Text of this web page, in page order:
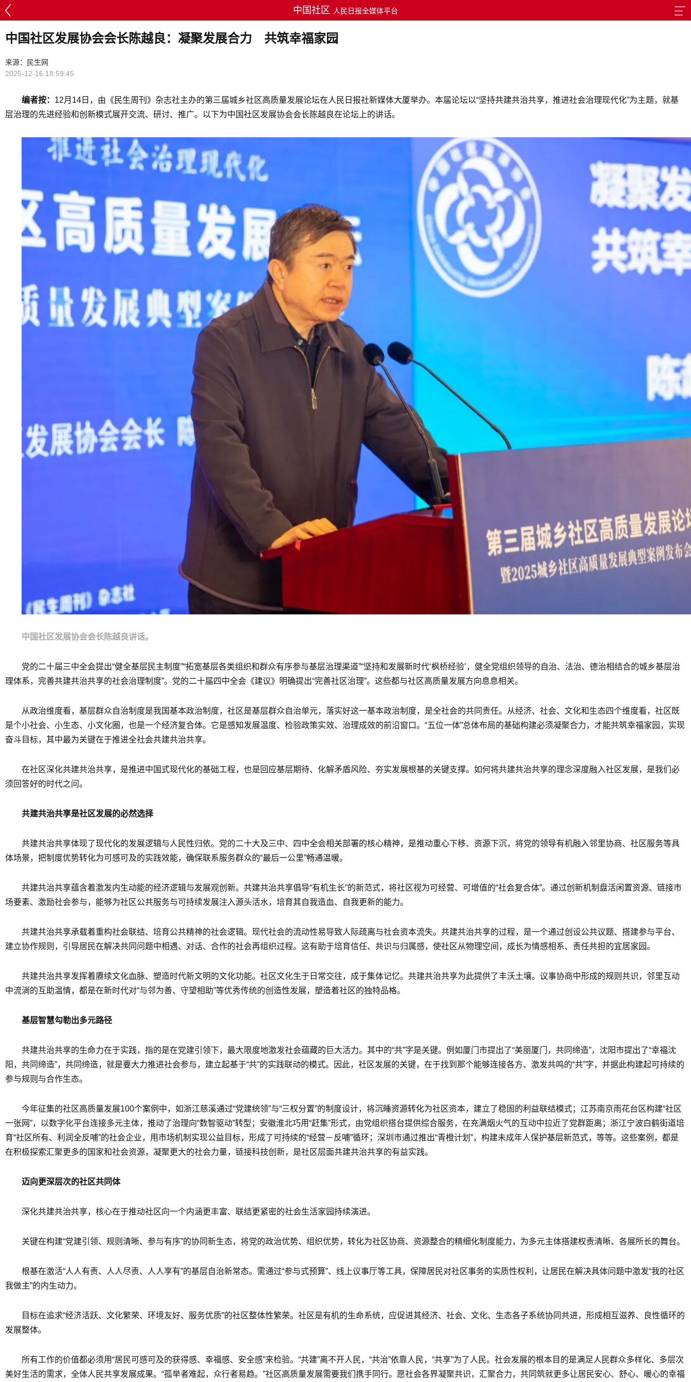
中国社区 人民日报全媒体平台
中国社区发展协会会长陈越良：凝聚发展合力 共筑幸福家园
来源：民生网
2025-12-16 18:59:45
编者按： 12月14日，由《民生周刊》杂志社主办的第三届城乡社区高质量发展论坛在人民日报社新媒体大厦举办。本届论坛以“坚持共建共治共享，推进社会治理现代化”为主题，就基
层治理的先进经验和创新模式展开交流、研讨、推广。以下为中国社区发展协会会长陈越良在论坛上的讲话。
中国社区发展协会会长陈越良讲话。
党的二十届三中全会提出“健全基层民主制度”“拓宽基层各类组织和群众有序参与基层治理渠道”“坚持和发展新时代‘枫桥经验’，健全党组织领导的自治、法治、德治相结合的城乡基层治
理体系，完善共建共治共享的社会治理制度”。党的二十届四中全会《建议》明确提出“完善社区治理”。这些都与社区高质量发展方向息息相关。
从政治维度看，基层群众自治制度是我国基本政治制度，社区是基层群众自治单元，落实好这一基本政治制度，是全社会的共同责任。从经济、社会、文化和生态四个维度看，社区既
是个小社会、小生态、小文化圈，也是一个经济复合体。它是感知发展温度、检验政策实效、治理成效的前沿窗口。“五位一体”总体布局的基础构建必须凝聚合力，才能共筑幸福家园，实现
奋斗目标，其中最为关键在于推进全社会共建共治共享。
在社区深化共建共治共享，是推进中国式现代化的基础工程，也是回应基层期待、化解矛盾风险、夯实发展根基的关键支撑。如何将共建共治共享的理念深度融入社区发展，是我们必
须回答好的时代之问。
共建共治共享是社区发展的必然选择
共建共治共享体现了现代化的发展逻辑与人民性归依。党的二十大及三中、四中全会相关部署的核心精神，是推动重心下移、资源下沉，将党的领导有机融入邻里协商、社区服务等具
体场景，把制度优势转化为可感可及的实践效能，确保联系服务群众的“最后一公里”畅通温暖。
共建共治共享蕴含着激发内生动能的经济逻辑与发展观创新。共建共治共享倡导“有机生长”的新范式，将社区视为可经营、可增值的“社会复合体”。通过创新机制盘活闲置资源、链接市
场要素、激励社会参与，能够为社区公共服务与可持续发展注入源头活水，培育其自我造血、自我更新的能力。
共建共治共享承载着重构社会联结、培育公共精神的社会逻辑。现代社会的流动性易导致人际疏离与社会资本流失。共建共治共享的过程，是一个通过创设公共议题、搭建参与平台、
建立协作规则，引导居民在解决共同问题中相遇、对话、合作的社会再组织过程。这有助于培育信任、共识与归属感，使社区从物理空间，成长为情感相系、责任共担的宜居家园。
共建共治共享发挥着赓续文化血脉、塑造时代新文明的文化功能。社区文化生于日常交往，成于集体记忆。共建共治共享为此提供了丰沃土壤。议事协商中形成的规则共识，邻里互动
中流淌的互助温情，都是在新时代对“与邻为善、守望相助”等优秀传统的创造性发展，塑造着社区的独特品格。
基层智慧勾勒出多元路径
共建共治共享的生命力在于实践，指的是在党建引领下，最大限度地激发社会蕴藏的巨大活力。其中的“共”字是关键。例如厦门市提出了“美丽厦门，共同缔造”，沈阳市提出了“幸福沈
阳，共同缔造”，共同缔造，就是要大力推进社会参与，建立起基于“共”的实践联动的模式。因此，社区发展的关键，在于找到那个能够连接各方、激发共鸣的“共”字，并据此构建起可持续的
参与规则与合作生态。
今年征集的社区高质量发展100个案例中，如浙江慈溪通过“党建统领”与“三权分置”的制度设计，将沉睡资源转化为社区资本，建立了稳固的利益联结模式；江苏南京雨花台区构建“社区
一张网”，以数字化平台连接多元主体，推动了治理向“数智驱动”转型；安徽淮北巧用“赶集”形式，由党组织搭台提供综合服务，在充满烟火气的互动中拉近了党群距离；浙江宁波白鹤街道培
育“社区所有、利润全反哺”的社会企业，用市场机制实现公益目标，形成了可持续的“经营－反哺”循环；深圳市通过推出“青橙计划”，构建未成年人保护基层新范式，等等。这些案例，都是
在积极探索汇聚更多的国家和社会资源，凝聚更大的社会力量，链接科技创新，是社区层面共建共治共享的有益实践。
迈向更深层次的社区共同体
深化共建共治共享，核心在于推动社区向一个内涵更丰富、联结更紧密的社会生活家园持续演进。
关键在构建“党建引领、规则清晰、参与有序”的协同新生态，将党的政治优势、组织优势，转化为社区协商、资源整合的精细化制度能力，为多元主体搭建权责清晰、各展所长的舞台。
根基在激活“人人有责、人人尽责、人人享有”的基层自治新常态。需通过“参与式预算”、线上议事厅等工具，保障居民对社区事务的实质性权利，让居民在解决具体问题中激发“我的社区
我做主”的内生动力。
目标在追求“经济活跃、文化繁荣、环境友好、服务优质”的社区整体性繁荣。社区是有机的生命系统，应促进其经济、社会、文化、生态各子系统协同共进，形成相互滋养、良性循环的
发展整体。
所有工作的价值都必须用“居民可感可及的获得感、幸福感、安全感”来检验。“共建”离不开人民，“共治”依靠人民，“共享”为了人民。社会发展的根本目的是满足人民群众多样化、多层次
美好生活的需求，全体人民共享发展成果。“孤举者难起，众行者易趋。”社区高质量发展需要我们携手同行。愿社会各界凝聚共识，汇聚合力，共同筑就更多让居民安心、舒心、暖心的幸福